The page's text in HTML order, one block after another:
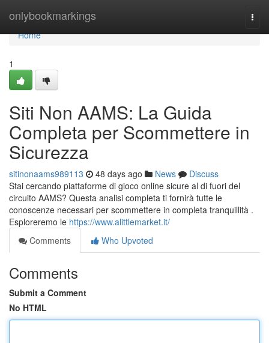
onlybookmarkings
Home
Home
1
Siti Non AAMS: La Guida
Completa per Scommettere in
Sicurezza
sitinonaams989113 48 days ago News
Discuss
Stai cercando piattaforme di gioco online sicure al di fuori del
circuito AAMS? Questa analisi completa ti fornirà tutte le
conoscenze necessari per scommettere in completa tranquillità .
Esploreremo le https://www.alittlemarket.it/
Comments
Who Upvoted
Comments
Submit a Comment
No HTML